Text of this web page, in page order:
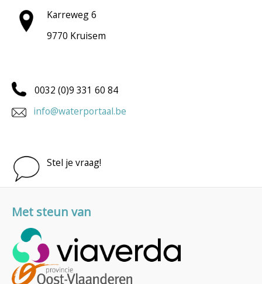
Karreweg 6
9770 Kruisem
0032 (0)9 331 60 84
info@waterportaal.be
Stel je vraag!
Met steun van